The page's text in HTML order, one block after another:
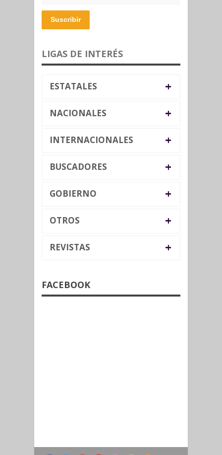
Suscribir
LIGAS DE INTERÉS
ESTATALES +
NACIONALES +
INTERNACIONALES +
BUSCADORES +
GOBIERNO +
OTROS +
REVISTAS +
FACEBOOK